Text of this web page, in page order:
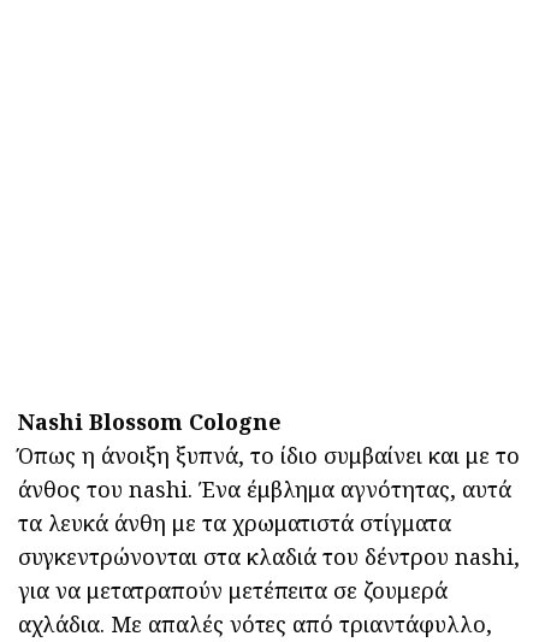
Nashi Blossom Cologne
Όπως η άνοιξη ξυπνά, το ίδιο συμβαίνει και με το
άνθος του nashi. Ένα έμβλημα αγνότητας, αυτά
τα λευκά άνθη με τα χρωματιστά στίγματα
συγκεντρώνονται στα κλαδιά του δέντρου nashi,
για να μετατραπούν μετέπειτα σε ζουμερά
αχλάδια. Με απαλές νότες από τριαντάφυλλο,